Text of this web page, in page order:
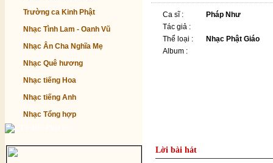
Trường ca Kinh Phật
Nhạc Tình Lam - Oanh Vũ
Nhạc Ân Cha Nghĩa Mẹ
Nhạc Quê hương
Nhạc tiếng Hoa
Nhạc tiếng Anh
Nhạc Tổng hợp
Ca sĩ :
Pháp Như
Tác giả :
Thể loại :
Nhạc Phật Giáo
Album :
Lời bài hát